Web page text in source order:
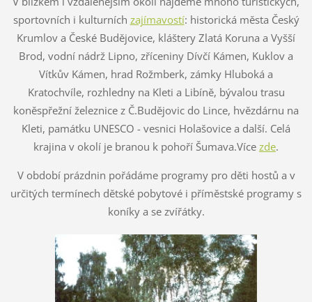
sportovních i kulturních zajímavostí: historická města Český
Krumlov a České Budějovice, kláštery Zlatá Koruna a Vyšší
Brod, vodní nádrž Lipno, zříceniny Dívčí Kámen, Kuklov a
Vítkův Kámen, hrad Rožmberk, zámky Hluboká a
Kratochvíle, rozhledny na Kleti a Libíně, bývalou trasu
koněspřežní železnice z Č.Budějovic do Lince, hvězdárnu na
Kleti, památku UNESCO - vesnici Holašovice a další. Celá
krajina v okolí je branou k pohoří Šumava.Více zde.
V období prázdnin pořádáme programy pro děti hostů a v
určitých termínech dětské pobytové i příměstské programy s
koníky a se zvířátky.